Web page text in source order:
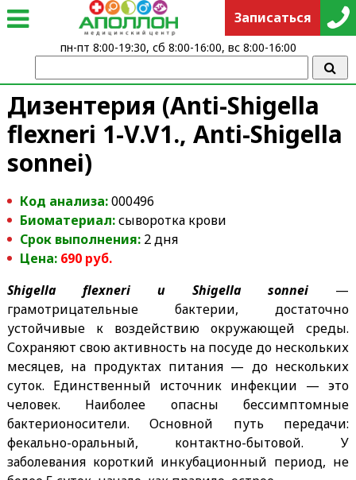
Дизентерия (Anti-Shigella
flexneri 1-V.V1., Anti-Shigella
sonnei)
Код анализа:000496
Биоматериал:сыворотка крови
Срок выполнения: 2 дня
Цена: 690руб.
Shigella flexneri и Shigella sonnei —
грамотрицательные бактерии, достаточно
устойчивые к воздействию окружающей среды.
Сохраняют свою активность на посуде до нескольких
месяцев, на продуктах питания — до нескольких
суток. Единственный источник инфекции — это
человек. Наиболее опасны бессимптомные
бактерионосители. Основной путь передачи:
фекально-оральный, контактно-бытовой. У
заболевания короткий инкубационный период, не
Записаться
пн-пт 8:00-19:30, сб 8:00-16:00, вс 8:00-16:00